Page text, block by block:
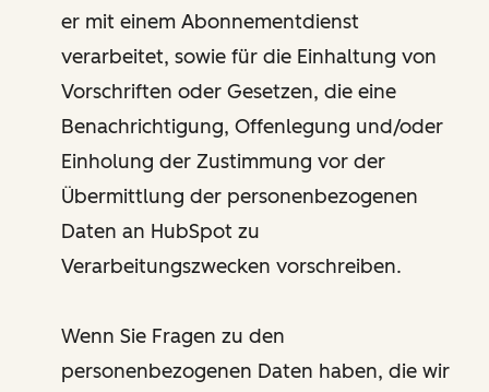
er mit einem Abonnementdienst
verarbeitet, sowie für die Einhaltung von
Vorschriften oder Gesetzen, die eine
Benachrichtigung, Offenlegung und/oder
Einholung der Zustimmung vor der
Übermittlung der personenbezogenen
Daten an HubSpot zu
Verarbeitungszwecken vorschreiben.
Wenn Sie Fragen zu den
personenbezogenen Daten haben, die wir